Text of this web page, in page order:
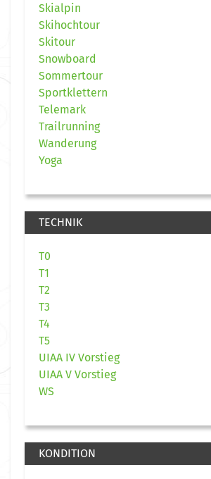
Skialpin
Skihochtour
Skitour
Snowboard
Sommertour
Sportklettern
Telemark
Trailrunning
Wanderung
Yoga
TECHNIK
T0
T1
T2
T3
T4
T5
UIAA IV Vorstieg
UIAA V Vorstieg
WS
KONDITION